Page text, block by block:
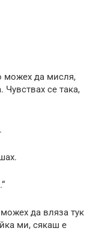
можех да мисля,
се така,
да вляза тук
ми, сякаш е